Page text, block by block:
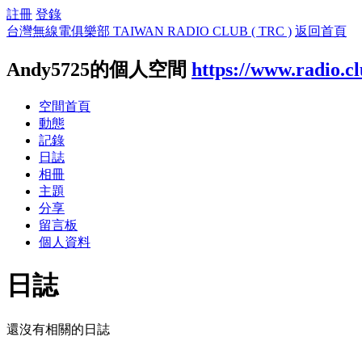
註冊 登錄
台灣無線電俱樂部 TAIWAN RADIO CLUB ( TRC ) 返回首頁
Andy5725的個人空間 https://
空間首頁
動態
記錄
日誌
相冊
主題
分享
留言板
個人資料
日誌
還沒有相關的日誌